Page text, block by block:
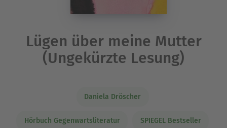
Lügen über meine Mutter
(Ungekürzte Lesung)
Daniela Dröscher
Hörbuch Gegenwartsliteratur SPIEGEL Bestseller